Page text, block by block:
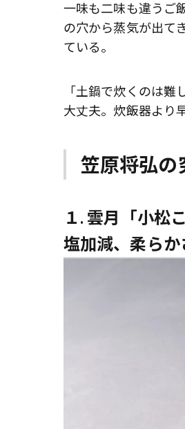
一味も二味も違うご
の穴から蒸気が出て
ている。
「土鍋で炊くのは
大丈夫。炊飯器より
笠原将弘の
１. 雲月「小松
塩加減、柔らか